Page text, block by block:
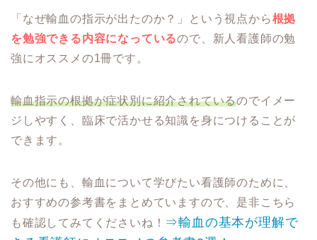
「なぜ輸血の指示が出たのか？」という視点から根拠
を勉強できる内容になっているので、新人看護師の勉
強にオススメの1冊です。
輸血指示の根拠が症状別に紹介されているのでイメー
ジしやすく、臨床で活かせる知識を身につけることが
できます。
その他にも、輸血について学びたい看護師のために、
おすすめの参考書をまとめていますので、是非こちら
も確認してみてくださいね！ ⇒輸血の基本が理解で